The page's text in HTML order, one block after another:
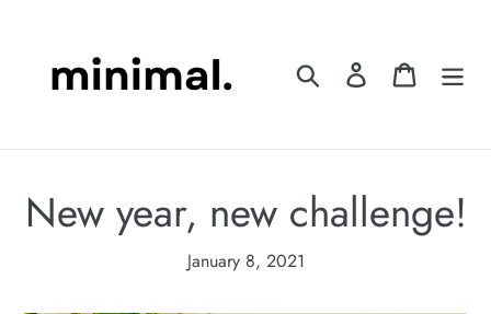
content
Search Log in Cart
New year, new challenge!
January 8, 2021